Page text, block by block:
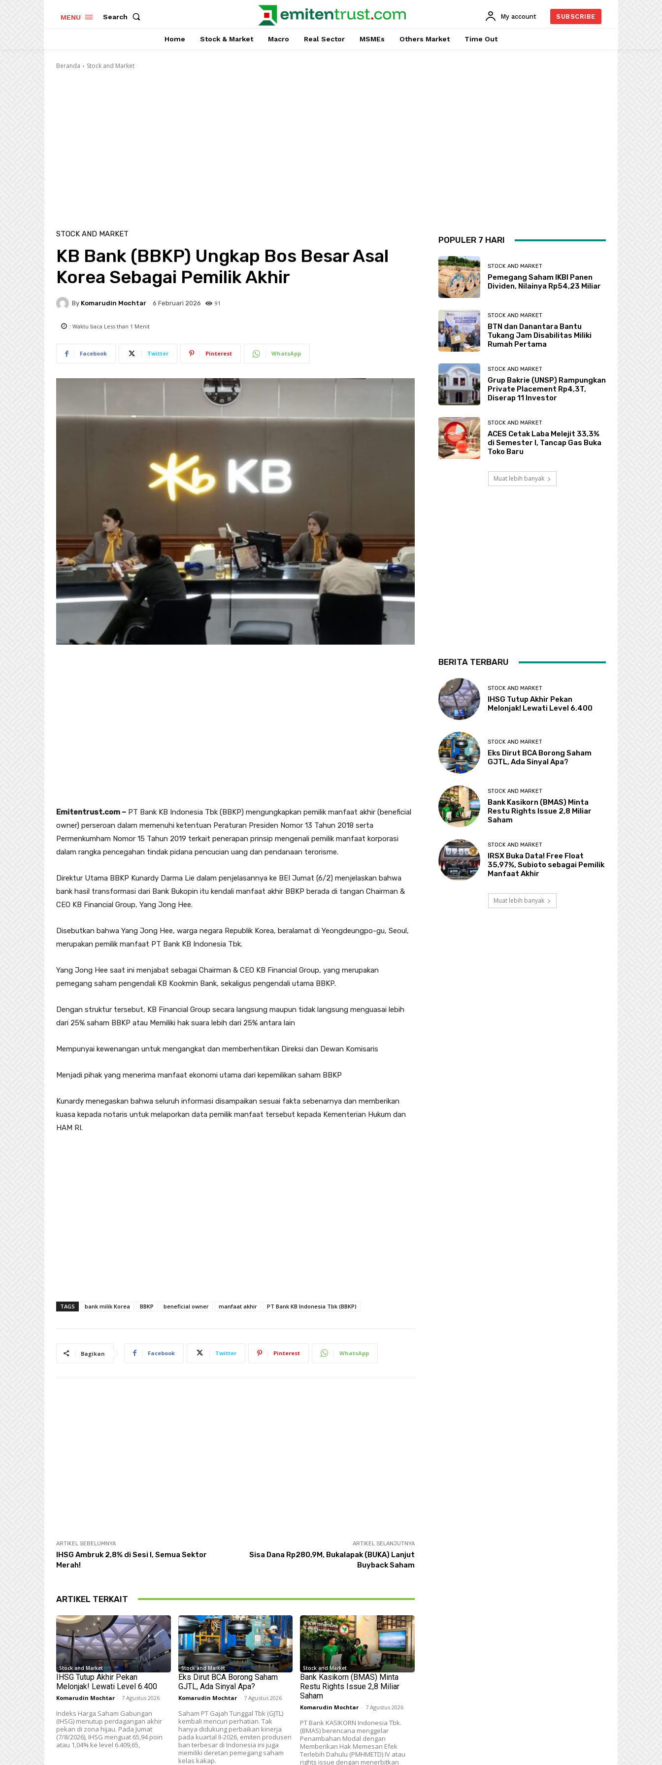
MENU Search My account SUBSCRIBE
Home Stock & Market Macro Real Sector MSMEs Others Market Time Out
Beranda Stock and Market
STOCK AND MARKET
KB Bank (BBKP) Ungkap Bos Besar Asal
Korea Sebagai Pemilik Akhir
By Komarudin Mochtar 6 Februari 2026 91
: Waktu baca Less than 1 Menit
Facebook Twitter Pinterest WhatsApp
Emitentrust.com – PT Bank KB Indonesia Tbk (BBKP) mengungkapkan pemilik manfaat akhir (beneficial
owner) perseroan dalam memenuhi ketentuan Peraturan Presiden Nomor 13 Tahun 2018 serta
Permenkumham Nomor 15 Tahun 2019 terkait penerapan prinsip mengenali pemilik manfaat korporasi
dalam rangka pencegahan tindak pidana pencucian uang dan pendanaan terorisme.
Direktur Utama BBKP Kunardy Darma Lie dalam penjelasannya ke BEI Jumat (6/2) menjelaskan bahwa
bank hasil transformasi dari Bank Bukopin itu kendali manfaat akhir BBKP berada di tangan Chairman &
CEO KB Financial Group, Yang Jong Hee.
Disebutkan bahwa Yang Jong Hee, warga negara Republik Korea, beralamat di Yeongdeungpo-gu, Seoul,
merupakan pemilik manfaat PT Bank KB Indonesia Tbk.
Yang Jong Hee saat ini menjabat sebagai Chairman & CEO KB Financial Group, yang merupakan
pemegang saham pengendali KB Kookmin Bank, sekaligus pengendali utama BBKP.
Dengan struktur tersebut, KB Financial Group secara langsung maupun tidak langsung menguasai lebih
dari 25% saham BBKP atau Memiliki hak suara lebih dari 25% antara lain
Mempunyai kewenangan untuk mengangkat dan memberhentikan Direksi dan Dewan Komisaris
Menjadi pihak yang menerima manfaat ekonomi utama dari kepemilikan saham BBKP
Kunardy menegaskan bahwa seluruh informasi disampaikan sesuai fakta sebenarnya dan memberikan
kuasa kepada notaris untuk melaporkan data pemilik manfaat tersebut kepada Kementerian Hukum dan
HAM RI.
TAGS bank milik Korea BBKP beneficial owner manfaat akhir PT Bank KB Indonesia Tbk (BBKP)
Bagikan Facebook Twitter Pinterest WhatsApp
ARTIKEL SEBELUMNYA
IHSG Ambruk 2,8% di Sesi I, Semua Sektor
Merah!
ARTIKEL SELANJUTNYA
Sisa Dana Rp280,9M, Bukalapak (BUKA) Lanjut
Buyback Saham
ARTIKEL TERKAIT
Stock and Market
IHSG Tutup Akhir Pekan
Melonjak! Lewati Level 6.400
Komarudin Mochtar - 7 Agustus 2026
Indeks Harga Saham Gabungan
(IHSG) menutup perdagangan akhir
pekan di zona hijau. Pada Jumat
(7/8/2026), IHSG menguat 65,94 poin
atau 1,04% ke level 6.409,65,
Stock and Market
Eks Dirut BCA Borong Saham
GJTL, Ada Sinyal Apa?
Komarudin Mochtar - 7 Agustus 2026
Saham PT Gajah Tunggal Tbk (GJTL)
kembali mencuri perhatian. Tak
hanya didukung perbaikan kinerja
pada kuartal II-2026, emiten produsen
ban terbesar di Indonesia ini juga
memiliki deretan pemegang saham
kelas kakap.
Stock and Market
Bank Kasikorn (BMAS) Minta
Restu Rights Issue 2,8 Miliar
Saham
Komarudin Mochtar - 7 Agustus 2026
PT Bank KASIKORN Indonesia Tbk.
(BMAS) berencana menggelar
Penambahan Modal dengan
Memberikan Hak Memesan Efek
Terlebih Dahulu (PMHMETD) IV atau
rights issue dengan menerbitkan
POPULER 7 HARI
STOCK AND MARKET
Pemegang Saham IKBI Panen
Dividen, Nilainya Rp54,23 Miliar
STOCK AND MARKET
BTN dan Danantara Bantu
Tukang Jam Disabilitas Miliki
Rumah Pertama
STOCK AND MARKET
Grup Bakrie (UNSP) Rampungkan
Private Placement Rp4,3T,
Diserap 11 Investor
STOCK AND MARKET
ACES Cetak Laba Melejit 33,3%
di Semester I, Tancap Gas Buka
Toko Baru
Muat lebih banyak
BERITA TERBARU
STOCK AND MARKET
IHSG Tutup Akhir Pekan
Melonjak! Lewati Level 6.400
STOCK AND MARKET
Eks Dirut BCA Borong Saham
GJTL, Ada Sinyal Apa?
STOCK AND MARKET
Bank Kasikorn (BMAS) Minta
Restu Rights Issue 2,8 Miliar
Saham
STOCK AND MARKET
IRSX Buka Data! Free Float
35,97%, Subioto sebagai Pemilik
Manfaat Akhir
Muat lebih banyak